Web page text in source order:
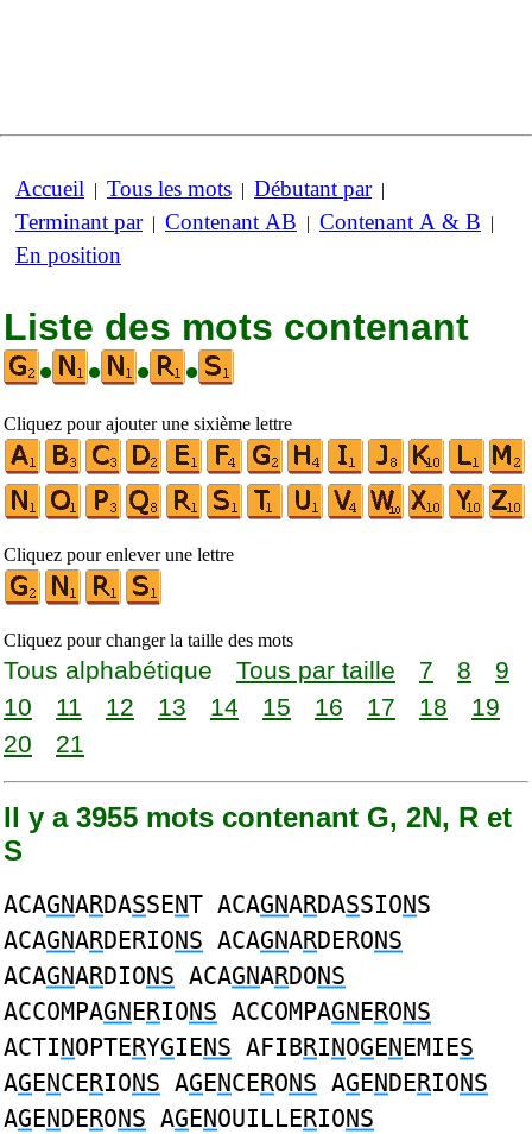
Accueil | Tous les mots | Débutant par|
Terminant par| Contenant AB | Contenant A & B |
En position
Liste des mots contenant
•
• • •
Cliquez pour ajouter une sixième lettre
Cliquez pour enlever une lettre
Cliquez pour changer la taille des mots
Tous alphabétique Tous par taille 7 8
9
10
11 12 13 14 15 16 17 18
19
20
21
Il y a 3955 mots contenant G, 2N, R et
S
ACAGNARDASSENT ACAGNARDASSIONS
ACAGNARDERIONS ACAGNARDERONS
ACAGNARDIONS ACAGNARDONS
ACCOMPAGNERIONS ACCOMPAGNERONS
ACTINOPTERYGIENS AFIBRINOGENEMIES
AGENCERIONS AGENCERONS AGENDERIONS
AGENDERONS AGENOUILLERIONS